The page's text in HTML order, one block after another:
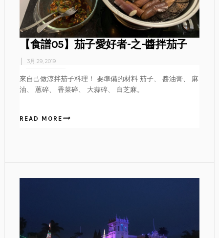
【食譜05】茄子愛好者-之-醬拌茄子
3月 29, 2019
來自己做涼拌茄子料理！ 要準備的材料 茄子、 醬油膏、 麻
油、 蔥碎、 香菜碎、 大蒜碎、 白芝麻。
READ MORE